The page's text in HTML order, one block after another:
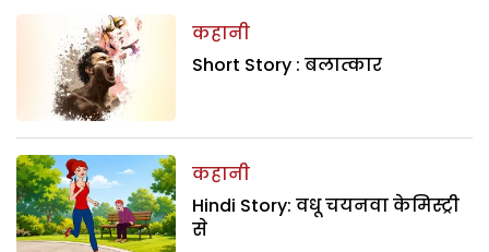
कहानी
Short Story : बलात्कार
कहानी
Hindi Story: वधू चयनवा केमिस्ट्री
से